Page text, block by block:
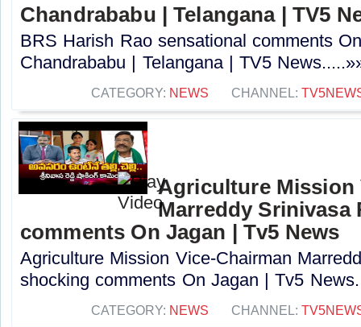
Chandrababu | Telangana | TV5
BRS Harish Rao sensational comments
Chandrababu | Telangana | TV5
CATEGORY: NEWS CHANNEL:
Agriculture Mission
Marreddy Srinivasa
comments On Jagan | Tv5 News
Agriculture Mission Vice-Chairman
shocking comments On Jagan | Tv5
CATEGORY: NEWS CHANNEL: